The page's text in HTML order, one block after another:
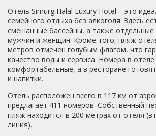
Отель Simurg Halal Luxury Hotel – это
семейного отдыха без алкоголя. Здесь
смешанные бассейны, а также отдельные
мужчин и женщин. Кроме того, пляж
метров отмечен голубым флагом, что
качество воды и сервиса. Номера в
комфортабельные, а в ресторане
и напитки.
Отель расположен всего в 117 км от
предлагает 411 номеров. Собственный
пляж находится в 200 метрах от отеля
линия).